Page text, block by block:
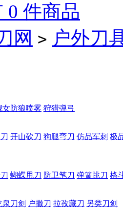
0 件商品
网 > 户外刀
女防狼喷雾 狩猎弹弓
开山砍刀 狗腿弯刀 仿品军刺 极
蝴蝶甩刀 防卫笔刀 弹簧跳刀 格
泉刀剑 户撒刀 拉孜藏刀 另类刀剑